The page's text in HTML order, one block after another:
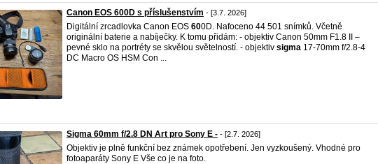
Canon EOS 600D s příslušenstvím - [3.7. 2026]
Digitální zrcadlovka Canon EOS 600D. Nafoceno 44 501 snímků. Včetně
originální baterie a nabíječky. K tomu přidám: - objektiv Canon 50mm F1.8 II –
pevné sklo na portréty se skvělou světelností. - objektiv sigma 17-70mm f/2.8-4
DC Macro OS HSM Con ...
Sigma 60mm f/2.8 DN Art pro Sony E - - [2.7. 2026]
Objektiv je plně funkční bez známek opotřebení. Jen vyzkoušený. Vhodné pro
fotoaparáty Sony E Vše co je na foto.